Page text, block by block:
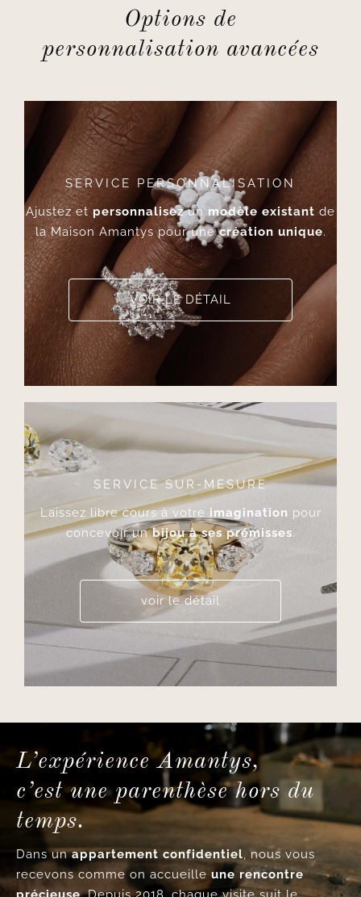
Options de
personnalisation avancées
SERVICE PERSONNALISATION
Ajustez et personnalisezun modèle existant de
la Maison Amantys pour unecréation unique.
VOIR LE DÉTAIL
SERVICE SUR-MESURE
Laissez libre cours à votre imagination pour
concevoir unbijou à ses prémisses.
voir le détail
L’expérience Amantys,
c’est une parenthèse hors du
temps.
Dans unappartement confidentiel, nous vous
recevons comme on accueille une rencontre